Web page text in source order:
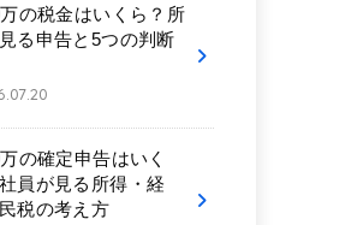
の税金はいくら？所
る申告と5つの判断
の確定申告はいく
員が見る所得・経
税の考え方